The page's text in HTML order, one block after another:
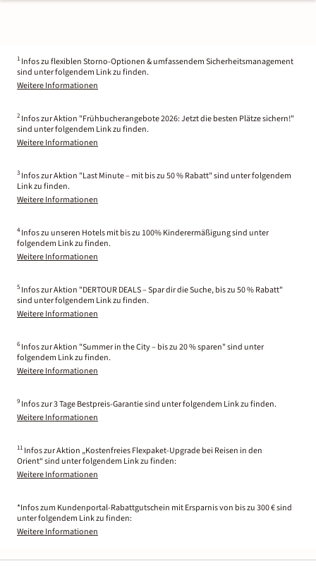
1 Infos zu flexiblen Storno-Optionen & umfassendem Sicherheitsmanagement
sind unter folgendem Link zu finden.
Weitere Informationen
2 Infos zur Aktion "Frühbucherangebote 2026: Jetzt die besten Plätze sichern!"
sind unter folgendem Link zu finden.
Weitere Informationen
3 Infos zur Aktion "Last Minute – mit bis zu 50 % Rabatt" sind unter folgendem
Link zu finden.
Weitere Informationen
4 Infos zu unseren Hotels mit bis zu 100% Kinderermäßigung sind unter
folgendem Link zu finden.
Weitere Informationen
5 Infos zur Aktion "DERTOUR DEALS – Spar dir die Suche, bis zu 50 % Rabatt"
sind unter folgendem Link zu finden.
Weitere Informationen
6 Infos zur Aktion "Summer in the City – bis zu 20 % sparen" sind unter
folgendem Link zu finden.
Weitere Informationen
9 Infos zur 3 Tage Bestpreis-Garantie sind unter folgendem Link zu finden.
Weitere Informationen
11 Infos zur Aktion „Kostenfreies Flexpaket-Upgrade bei Reisen in den
Orient“ sind unter folgendem Link zu finden:
Weitere Informationen
*Infos zum Kundenportal-Rabattgutschein mit Ersparnis von bis zu 300 € sind
unter folgendem Link zu finden:
Weitere Informationen